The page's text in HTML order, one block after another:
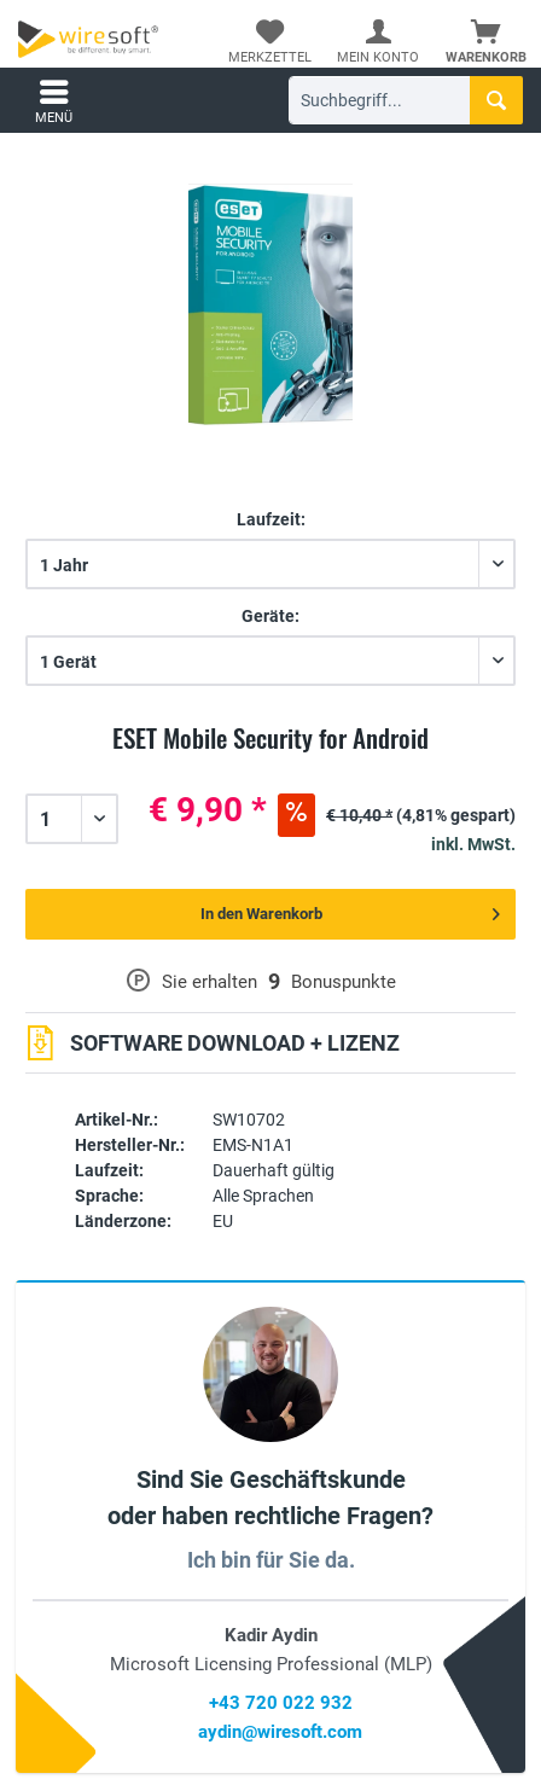
WARENKORB
MERKZETTEL MEIN KONTO
MENÜ
ESET Mobile Security for Android
Laufzeit:
Geräte:
Artikel-Nr.:
SW10702
Hersteller-Nr.:
EMS-N1A1
Laufzeit:
Dauerhaft gültig
Sprache:
Alle Sprachen
Länderzone:
EU
P Sie erhalten 9 Bonuspunkte
SOFTWARE DOWNLOAD + LIZENZ
€ 9,90 * € 10,40 *(4,81% gespart)
inkl. MwSt.
In den Warenkorb
Sind Sie Geschäftskunde
oder haben rechtliche Fragen?
Ich bin für Sie da.
Kadir Aydin
Microsoft Licensing Professional (MLP)
+43 720 022 932
aydin@wiresoft.com